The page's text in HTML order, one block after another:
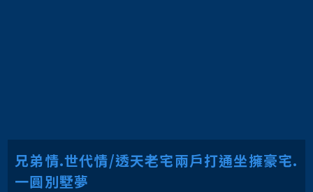
兄弟情.世代情/透天老宅兩戶打通坐擁豪宅.
一圓別墅夢